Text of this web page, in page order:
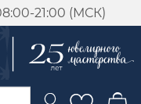
21:00 (МСК)